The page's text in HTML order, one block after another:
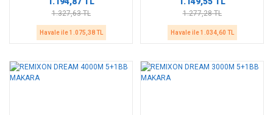
1.327,63 TL
Havale ile 1.075,38 TL
1.277,28 TL
Havale ile 1.034,60 TL